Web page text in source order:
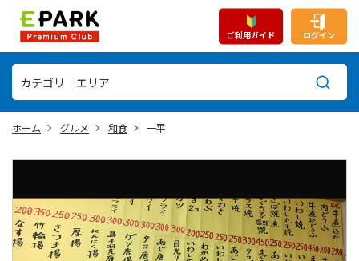
ご利用ガイド ログイン
ホーム グルメ 和食 一平